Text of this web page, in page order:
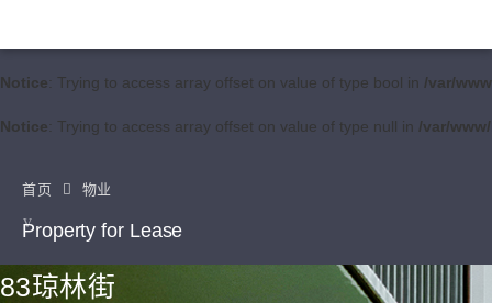
Notice: Trying to access array offset on value of type bool in /var/
Notice: Trying to access array offset on value of type null in /var/
首页 物业
Property for Lease
83琼林街